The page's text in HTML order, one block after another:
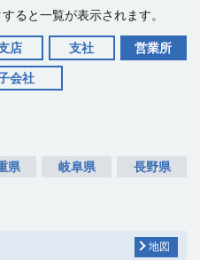
ると一覧が表示されます。
店 支社 営業所
会社
栄1-31-23
地図
千年3-1-32
地図
大幸1-8-8
地図
北一条西13-4
県 岐阜県 長野県
地図